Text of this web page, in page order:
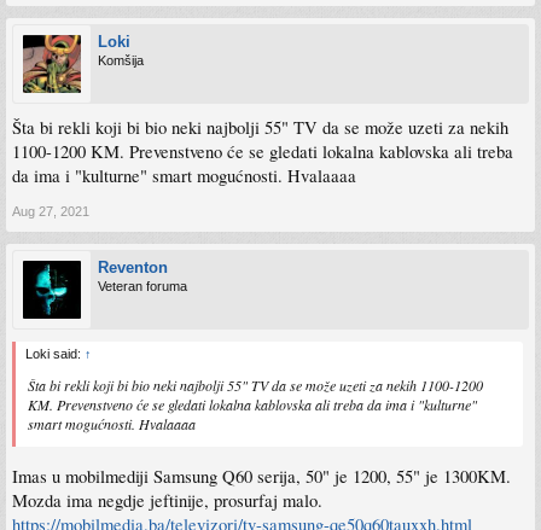
Loki
Komšija
Šta bi rekli koji bi bio neki najbolji 55" TV da se može uzeti za nekih
1100-1200 KM. Prevenstveno će se gledati lokalna kablovska ali treba
da ima i "kulturne" smart mogućnosti. Hvalaaaa
Aug 27, 2021
Reventon
Veteran foruma
Loki said: ↑
Šta bi rekli koji bi bio neki najbolji 55" TV da se može uzeti za nekih 1100-1200
KM. Prevenstveno će se gledati lokalna kablovska ali treba da ima i "kulturne"
smart mogućnosti. Hvalaaaa
Imas u mobilmediji Samsung Q60 serija, 50" je 1200, 55" je 1300KM.
Mozda ima negdje jeftinije, prosurfaj malo.
https://mobilmedia.ba/televizori/tv-samsung-qe50q60tauxxh.html